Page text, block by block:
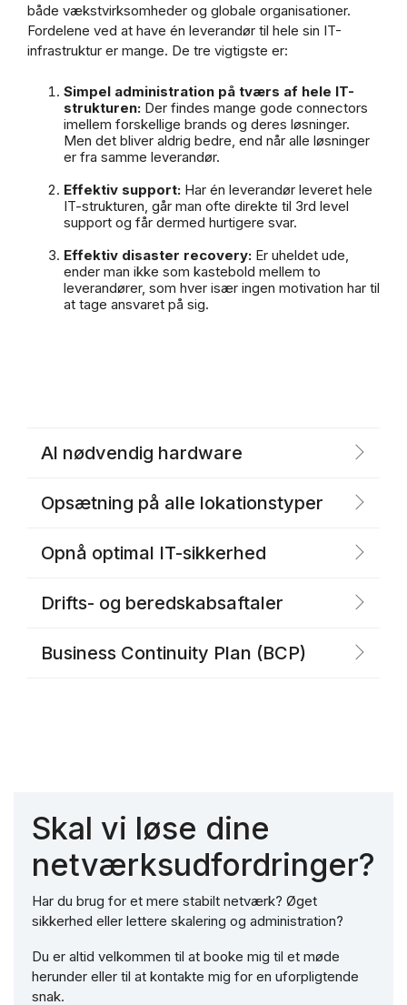
både vækstvirksomheder og globale organisationer.
Fordelene ved at have én leverandør til hele sin IT-
infrastruktur er mange. De tre vigtigste er:
Simpel administration på tværs af hele IT-
strukturen: Der findes mange gode connectors
imellem forskellige brands og deres løsninger.
Men det bliver aldrig bedre, end når alle løsninger
er fra samme leverandør.
Effektiv support: Har én leverandør leveret hele
IT-strukturen, går man ofte direkte til 3rd level
support og får dermed hurtigere svar.
Effektiv disaster recovery: Er uheldet ude,
ender man ikke som kastebold mellem to
leverandører, som hver især ingen motivation har til
at tage ansvaret på sig.
Al nødvendig hardware
Opsætning på alle lokationstyper
Opnå optimal IT-sikkerhed
Drifts- og beredskabsaftaler
Business Continuity Plan (BCP)
Skal vi løse dine
netværksudfordringer?
Har du brug for et mere stabilt netværk? Øget
sikkerhed eller lettere skalering og administration?
Du er altid velkommen til at booke mig til et møde
herunder eller til at kontakte mig for en uforpligtende
snak.